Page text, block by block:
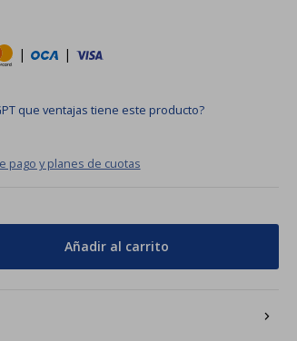
| |
que ventajas tiene este producto?
pago y planes de cuotas
Añadir al carrito